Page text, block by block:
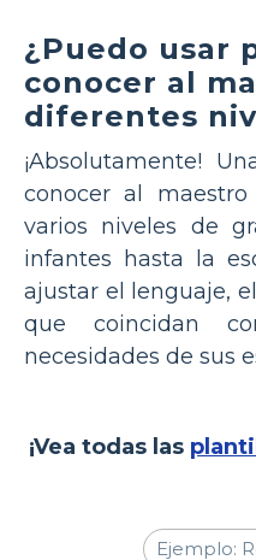
¿Puedo usar
conocer al
diferentes
¡Absolutamente!
conocer al
varios niveles de
infantes hasta la
ajustar el lenguaje,
que coincidan
necesidades de sus
¡Vea todas las